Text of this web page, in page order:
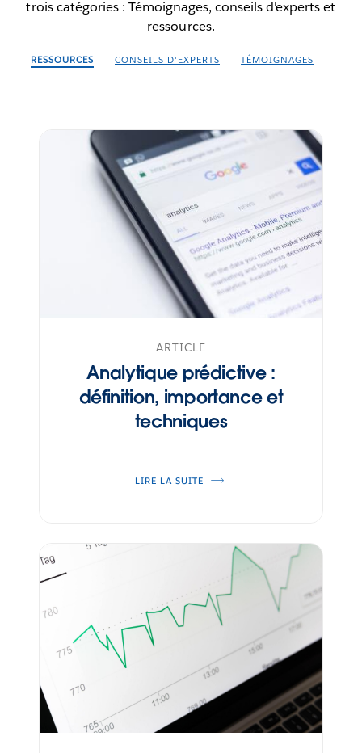
trois catégories : Témoignages, conseils d'experts et
ressources.
RESSOURCES CONSEILS D'EXPERTS TÉMOIGNAGES
ARTICLE
Analytique prédictive :
définition, importance et
techniques
LIRE LA SUITE